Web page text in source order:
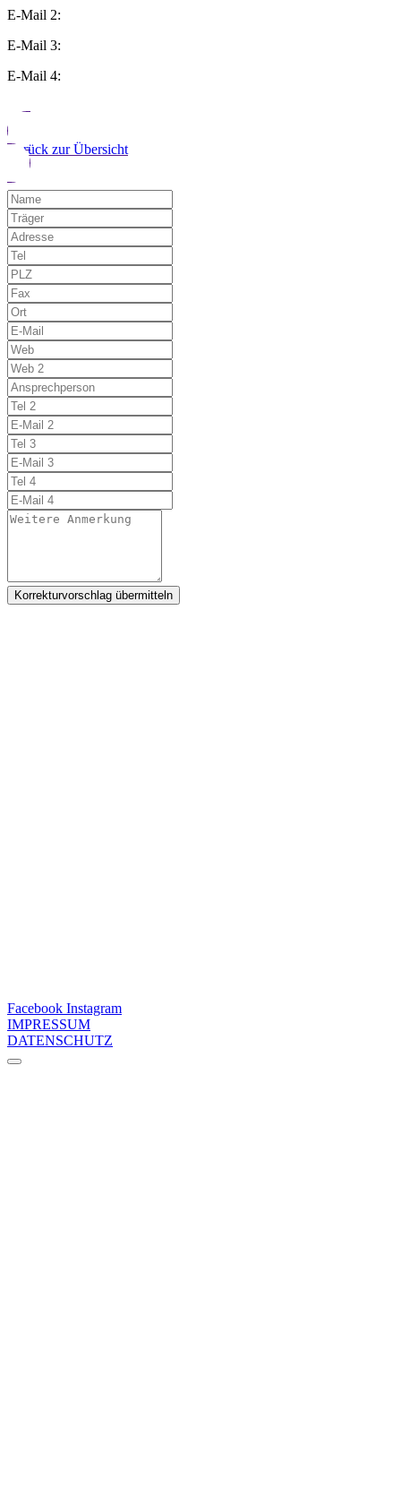
E-Mail 2:
E-Mail 3:
E-Mail 4:
Zurück zur Übersicht
Korrekturvorschlag übermitteln
Facebook Instagram
IMPRESSUM
DATENSCHUTZ